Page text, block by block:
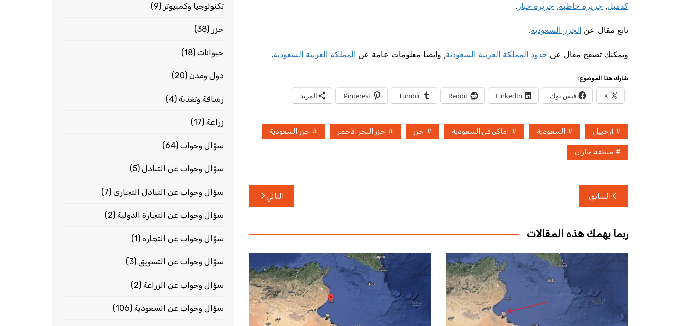
كدمبل, جزيرة حاطبة, جزيرة حبار .
تابع مقال عن الجزر السعودية.
ويمكنك تصفح مقال عن حدود المملكة العربية السعودية, وايضا معلومات عامة عن المملكة العربية السعودية.
شارك هذا الموضوع:
X فيس بوك LinkedIn
Reddit
Tumblr
Pinterest المزيد
أرخبيل السعودية اماكن في السعودية جزر جزر البحر الأحمر جزر السعودية
منطقة جازان
تصفّح
المقالات
السابق التالي
ربما يهمك هذه المقالات
تكنولوجيا وكمبيوتر (9)
جزر (38)
حيوانات (18)
دول ومدن (20)
رشاقة وتغذية (4)
زراعة (17)
سؤال وجواب (64)
سؤال وجواب عن التبادل (5)
سؤال وجواب عن التبادل التجاري (7)
سؤال وجواب عن التجارة الدولية (2)
سؤال وجواب عن التجاره (1)
سؤال وجواب عن التسويق (3)
سؤال وجواب عن الزراعة (2)
سؤال وجواب عن السعودية (106)